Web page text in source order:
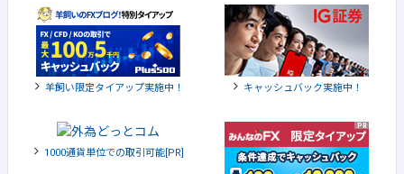
羊飼い限定タイアップ実施中！ キャッシュバック実施中！
1000通貨単位での取引可能[PR]